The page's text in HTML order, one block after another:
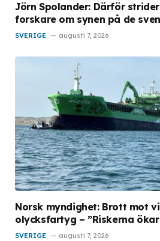
Jörn Spolander: Därför
forskare om synen på de
SVERIGE augusti 7, 2026
Norsk myndighet: Brott mot
olycksfartyg – ”Riskerna
SVERIGE augusti 7, 2026